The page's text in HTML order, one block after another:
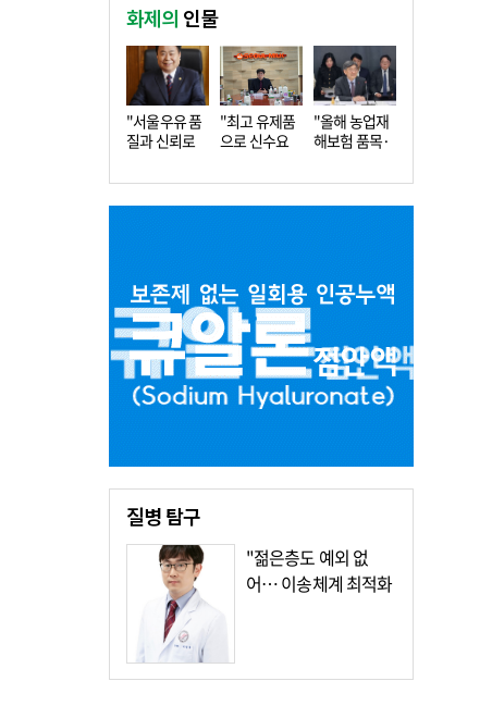
화제의 인물
"서울우유 품
질과 신뢰로
"최고 유제품
으로 신수요
"올해 농업재
해보험 품목·
질병탐구
"젊은층도 예외 없
어… 이송체계 최적화